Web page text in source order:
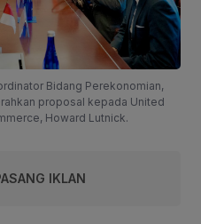
Bidang Perekonomian,
proposal kepada United
Howard Lutnick.
IKLAN